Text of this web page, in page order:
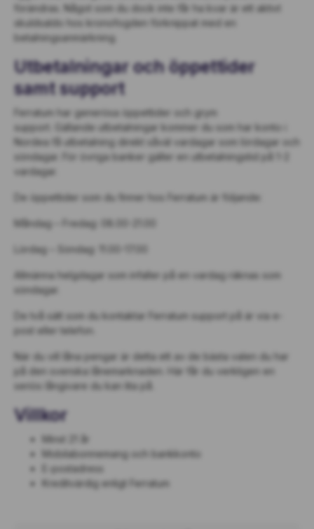
förändras. Något som du dock inte får ha kvar är ett aktivt
skuldsaldo hos kronofogden förknippat med en
betalningsanmärkning.
Utbetalningar och öppettider
samt support
Ferratum har generösa öppettider och grym
support. Gällande utbetalningar kommer du som har konto i
Nordea få utbetalning direkt såväl vardagar som lördagar och
söndagar. För övriga banker gäller en utbetalningstid på 1-2
vardagar.
De öppettider som du finner hos Ferratum är följande:
Måndag – Fredag: 08.00-21.00
Lördag – Söndag: 11.00-17.00
Allmänna helgdagar som infaller på en vardag räknas som
söndagar.
De två sätt som du kontaktar Ferratum support på är via e-
post eller telefon.
När du vill låna pengar är detta ett av de bästa valen du har
på den svenska lånemarknaden. Här får du verkligen en
seriös långivare du kan lita på.
Villkor
Minst 21 år
Mobilabonnemang och bankkonto
E-postadress
Kreditvärdig enligt Ferratum